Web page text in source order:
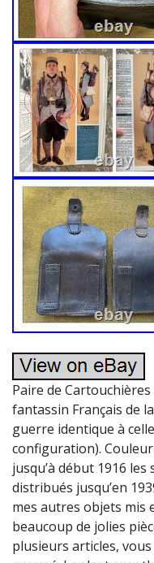
Paire de
fantassin Français de
guerre identique à
configuration).
jusqu’à début 1916
distribués jusqu’en
mes autres objets mis
beaucoup de jolies
plusieurs articles,